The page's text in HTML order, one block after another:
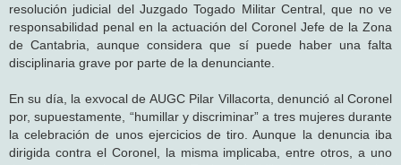
resolución judicial del Juzgado Togado Militar Central, que no ve
responsabilidad penal en la actuación del Coronel Jefe de la Zona
de Cantabria, aunque considera que sí puede haber una falta
disciplinaria grave por parte de la denunciante.
En su día, la exvocal de AUGC Pilar Villacorta, denunció al Coronel
por, supuestamente, “humillar y discriminar” a tres mujeres durante
la celebración de unos ejercicios de tiro. Aunque la denuncia iba
dirigida contra el Coronel, la misma implicaba, entre otros, a uno